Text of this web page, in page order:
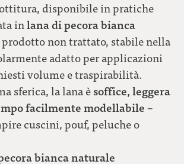
disponibile in pratiche
inlana di pecora bianca
prodotto non trattato, stabile nella
adatto per applicazioni
volume e traspirabilità.
sferica, la lana èsoffice, leggera
facilmente modellabile –
cuscini, pouf, peluche o
bianca naturale